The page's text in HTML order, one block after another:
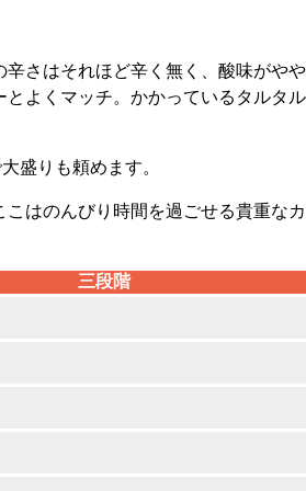
さはそれほど辛く無く、酸味がや
よくマッチ。かかっているタルタ
盛りも頼めます。
はのんびり時間を過ごせる貴重な
三段階